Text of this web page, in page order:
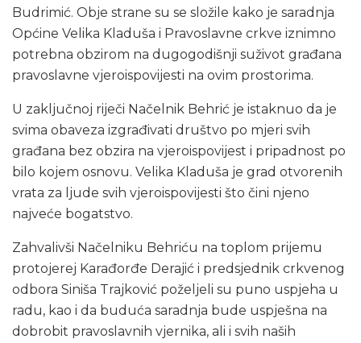
Budrimić. Obje strane su se složile kako je saradnja
Općine Velika Kladuša i Pravoslavne crkve iznimno
potrebna obzirom na dugogodišnji suživot građana
pravoslavne vjeroispovijesti na ovim prostorima.
U zaključnoj riječi Načelnik Behrić je istaknuo da je
svima obaveza izgrađivati društvo po mjeri svih
građana bez obzira na vjeroispovijest i pripadnost po
bilo kojem osnovu. Velika Kladuša je grad otvorenih
vrata za ljude svih vjeroispovijesti što čini njeno
najveće bogatstvo.
Zahvalivši Načelniku Behriću na toplom prijemu
protojerej Karađorđe Derajić i predsjednik crkvenog
odbora Siniša Trajković poželjeli su puno uspjeha u
radu, kao i da buduća saradnja bude uspješna na
dobrobit pravoslavnih vjernika, ali i svih naših